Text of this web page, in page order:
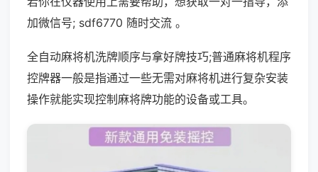
加微信号; sdf6770 随时交流 。
全自动麻将机洗牌顺序与拿好牌技巧;普通麻将机程序
控牌器一般是指通过一些无需对麻将机进行复杂安装
操作就能实现控制麻将牌功能的设备或工具。